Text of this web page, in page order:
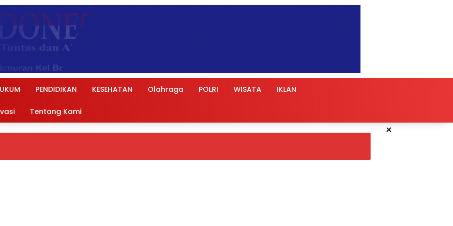
PENDIDIKAN KESEHATAN Olahraga POLRI WISATA IKLAN
Tentang Kami
×